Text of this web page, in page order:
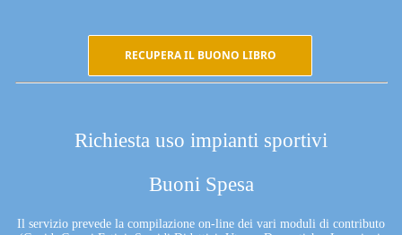
RECUPERA IL BUONO LIBRO
Richiesta uso impianti sportivi
Buoni Spesa
Il servizio prevede la compilazione on-line dei vari moduli di contributo